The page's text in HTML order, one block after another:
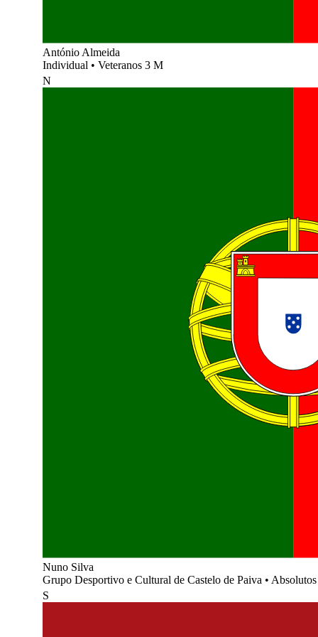
António Almeida
Individual • Veteranos 3 M
N
Nuno Silva
Grupo Desportivo e Cultural de Castelo de Paiva •
S